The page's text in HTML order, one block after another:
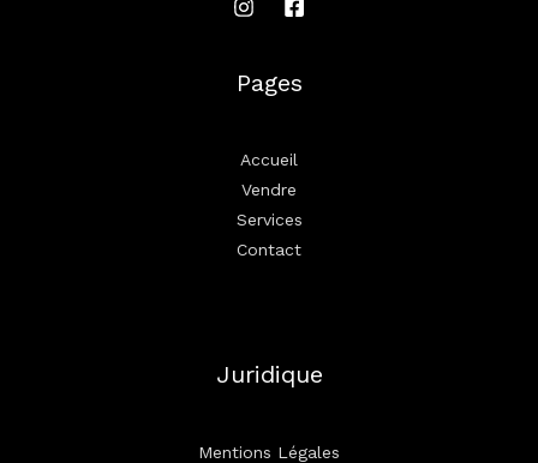
Pages
Accueil
Vendre
Services
Contact
Juridique
Mentions Légales